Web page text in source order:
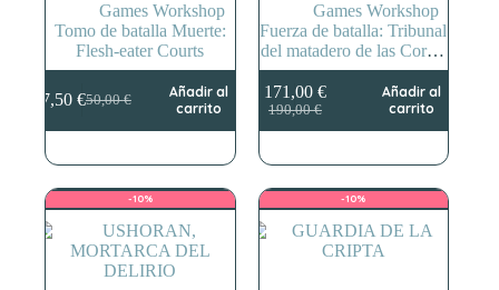
Games Workshop
Tomo de batalla Muerte:
Flesh-eater Courts
50,00€
El
precio
era:
50,00 €.
47,50 €El
precio
es:
47,50 €.
Añadir al
carrito
Games Workshop
Fuerza de batalla: Tribunal
del matadero de las Cortes
Comecarne
190,00€
El
precio
era:
190,00 €.
171,00 €
El
precio
es:
171,00 €.
Añadir al
carrito
-10% -10%